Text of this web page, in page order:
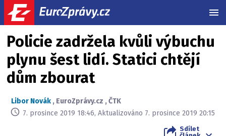
Policie zadržela kvůli výbuchu
plynu šest lidí. Statici chtějí
dům zbourat
Libor Novák , EuroZprávy.cz ,ČTK
7. prosince 2019 18:46, Aktualizováno 7. prosince 2019 20:15
Sdílet